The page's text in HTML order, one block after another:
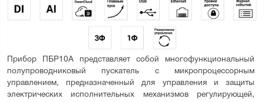
Прибор ПБР10А представляет собой многофункциональный
полупроводниковый пускатель с микропроцессорным
управлением, предназначенный для управления и защиты
электрических исполнительных механизмов регулирующей,